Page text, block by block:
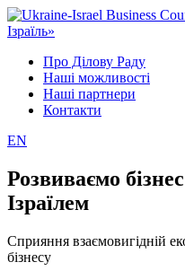
Ізраїль»
Про Ділову Раду
Наші можливості
Наші партнери
Контакти
EN
Розвиваємо
Ізраїлем
Сприяння взаємовигідній
бізнесу